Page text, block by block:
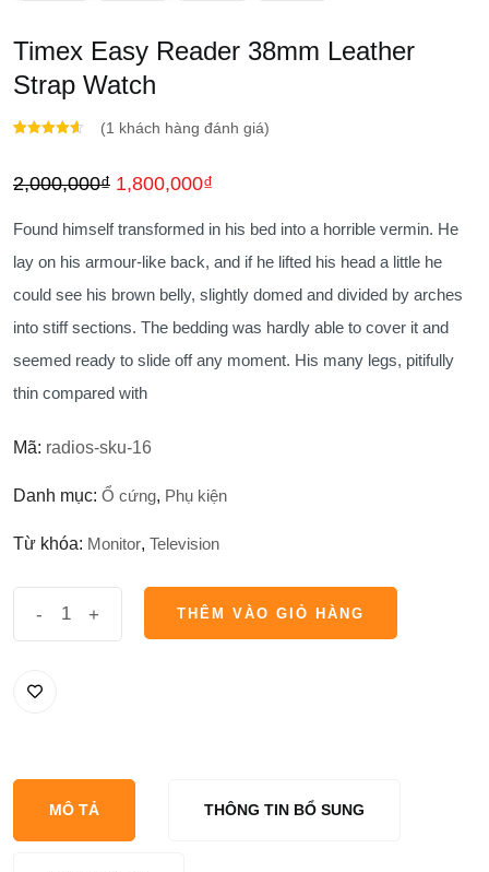
Timex Easy Reader 38mm Leather
Strap Watch
trênđánh
giá
(1 khách hàng đánh giá)
2,000,000₫ Giá
2,000,000₫.
1,800,000₫
1,800,000₫.
Found himself transformed in his bed into a horrible vermin. He
lay on his armour-like back, and if he lifted his head a little he
could see his brown belly, slightly domed and divided by arches
into stiff sections. The bedding was hardly able to cover it and
seemed ready to slide off any moment. His many legs, pitifully
thin compared with
Mã: radios-sku-16
Danh mục: Ổ cứng, Phụ kiện
Từ khóa: Monitor, Television
Easy
- +
THÊM VÀO GIỎ HÀNG
THÊM VÀO GIỎ HÀNG
MÔ TẢ THÔNG TIN BỔ SUNG